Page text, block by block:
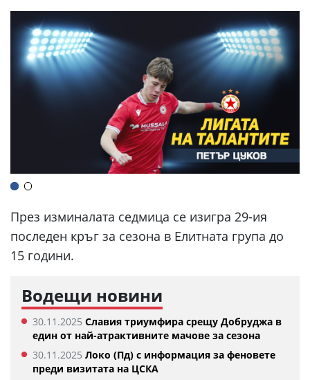
През изминалата седмица се изигра 29-ия
последен кръг за сезона в Елитната група до
15 години.
Водещи новини
30.11.2025 Славия триумфира срещу Добруджа в
един от най-атрактивните мачове за сезона
30.11.2025 Локо (Пд) с информация за феновете
преди визитата на ЦСКА